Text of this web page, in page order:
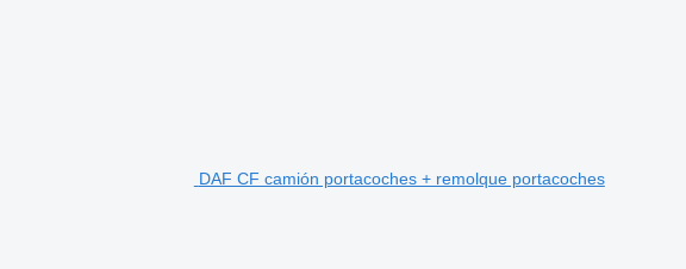
DAF CF camión portacoches + remolque portacoches